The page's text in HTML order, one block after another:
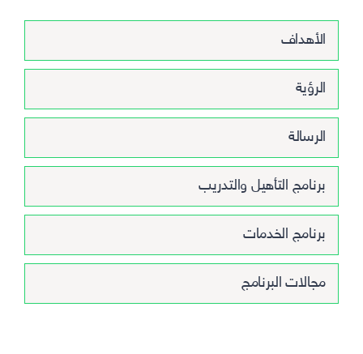
الأهداف
الرؤية
الرسالة
برنامج التأهيل والتدريب
برنامج الخدمات
مجالات البرنامج